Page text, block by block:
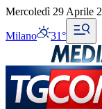
Mercoledì 29 Aprile
Milano 31°